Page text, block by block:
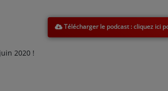
Télécharger le podcast
2020 !